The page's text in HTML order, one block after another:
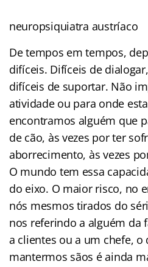
neuropsiquiatra austríaco
De tempos em tempos,
difíceis. Difíceis de
difíceis de suportar. Não
atividade ou para onde
encontramos alguém que
de cão, às vezes por ter
aborrecimento, às vezes
O mundo tem essa
do eixo. O maior risco, no
nós mesmos tirados do
nos referindo a alguém da
a clientes ou a um chefe, o
mantermos sãos é ainda